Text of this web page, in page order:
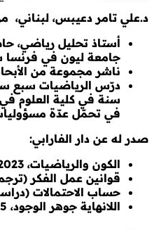
د.علي تامر دعيبس، لبناني، من
أستاذ تحليل رياضي،
جامعة ليون في فرنسا سنة
ناشر مجموعة من
درّس الرياضيات سبع
سنة في كلية العلوم
في تحمّل عدّة
صدر له عن دار الفارابي:
الكون والرياضيات، 2023.
قوانين عمل الفكر (ترجمة)،
حساب الاحتمالات (دراسة
اللانهاية جوهر الوجود، 2025.